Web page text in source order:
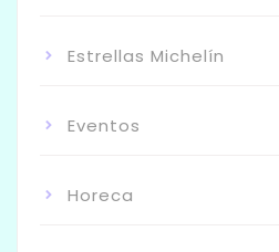
Estrellas Michelín
Eventos
Horeca